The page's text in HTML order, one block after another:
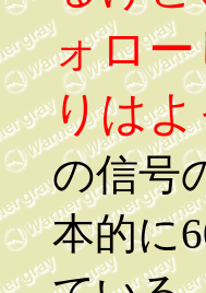
ォロ
りは
の信号
本的に